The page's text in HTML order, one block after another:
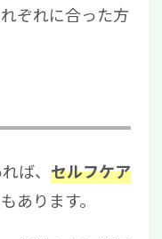
ぞれに合った方
ば、 セルフケア
あります。